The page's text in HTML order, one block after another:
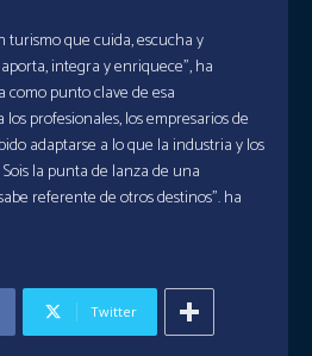
turismo que cuida, escucha y
integra y enriquece”, ha
como punto clave de esa
profesionales, los empresarios de
adaptarse a lo que la industria y los
la punta de lanza de una
referente de otros destinos”. ha
Twitter